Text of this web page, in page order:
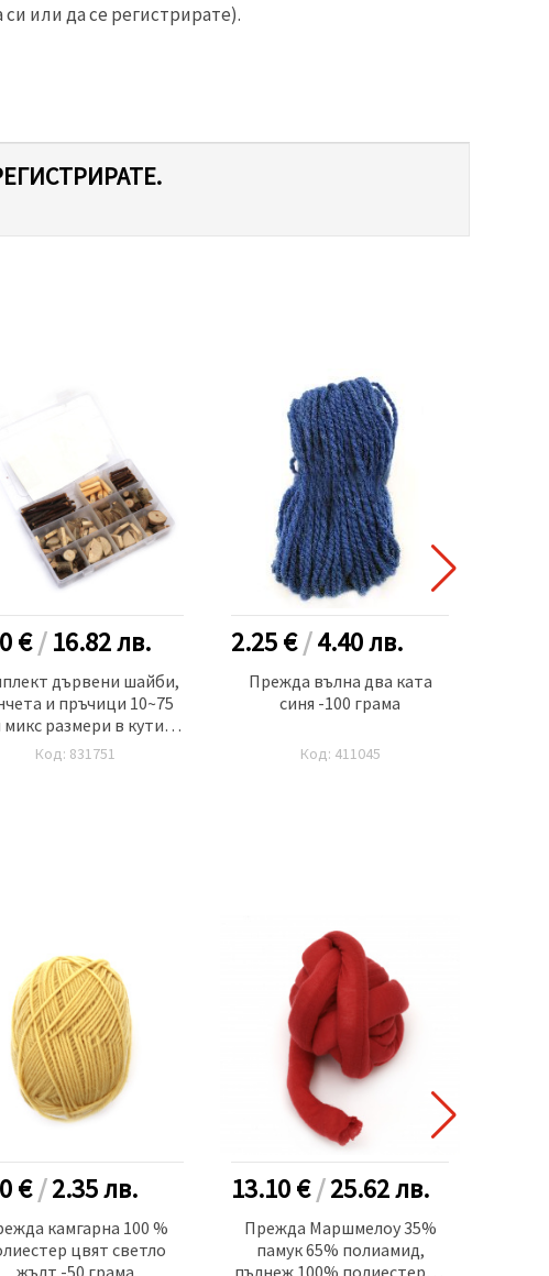
или да се регистрирате).
€/16.82лв.
дървени шайби,
и пръчици 10~75
размери в кутия
-240 грама
Код: 831751
2.25 €/4.40лв.
Прежда вълна два ката
синя -100 грама
Код: 411045
€/2.35лв.
камгарна 100 %
цвят светло
жълт -50 грама
13.10 €/25.62лв.
Прежда Маршмелоу 35%
памук 65% полиамид,
пълнеж 100% полиестерни